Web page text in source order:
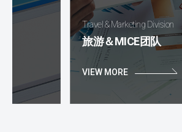
Travel & Marketing Division
旅游＆MICE团队
VIEW MORE